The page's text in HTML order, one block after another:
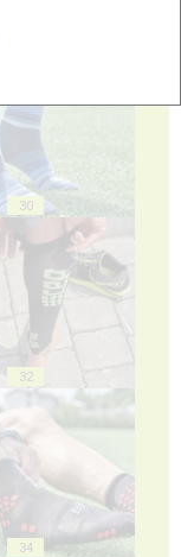
30
32
34